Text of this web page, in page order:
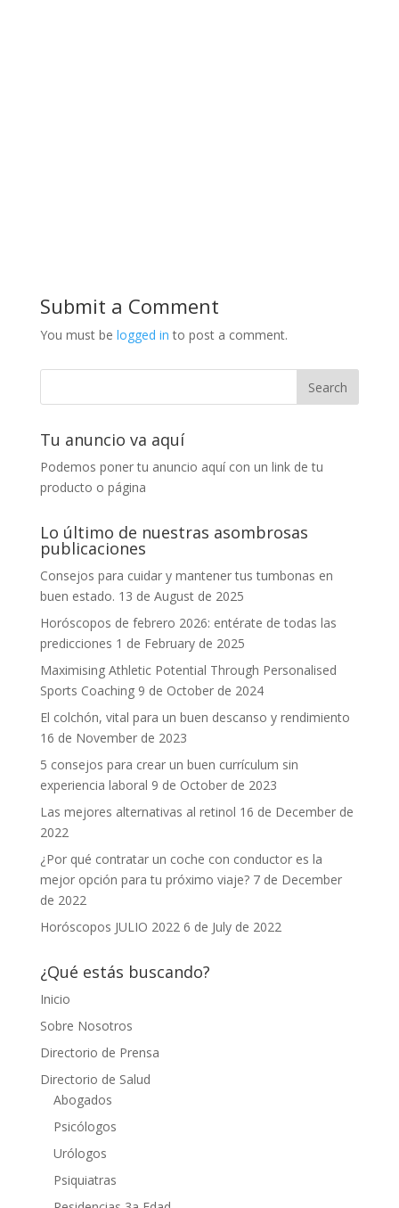
Submit a Comment
You must be logged in to post a comment.
Tu anuncio va aquí
Podemos poner tu anuncio aquí con un link de tu
producto o página
Lo último de nuestras asombrosas
publicaciones
Consejos para cuidar y mantener tus tumbonas en
buen estado. 13 de August de 2025
Horóscopos de febrero 2026: entérate de todas las
predicciones 1 de February de 2025
Maximising Athletic Potential Through Personalised
Sports Coaching 9 de October de 2024
El colchón, vital para un buen descanso y rendimiento
16 de November de 2023
5 consejos para crear un buen currículum sin
experiencia laboral 9 de October de 2023
Las mejores alternativas al retinol 16 de December de
2022
¿Por qué contratar un coche con conductor es la
mejor opción para tu próximo viaje? 7 de December
de 2022
Horóscopos JULIO 2022 6 de July de 2022
¿Qué estás buscando?
Inicio
Sobre Nosotros
Directorio de Prensa
Directorio de Salud
Abogados
Psicólogos
Urólogos
Psiquiatras